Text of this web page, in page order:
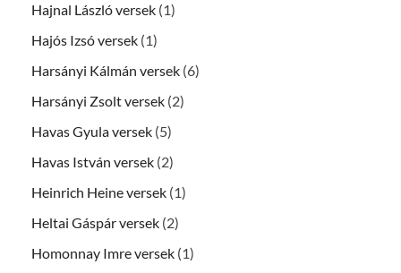
Hajnal László versek (1)
Hajós Izsó versek (1)
Harsányi Kálmán versek (6)
Harsányi Zsolt versek (2)
Havas Gyula versek (5)
Havas István versek (2)
Heinrich Heine versek (1)
Heltai Gáspár versek (2)
Homonnay Imre versek (1)